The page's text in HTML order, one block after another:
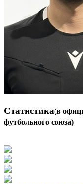
Статистика(в
футбольного союза)